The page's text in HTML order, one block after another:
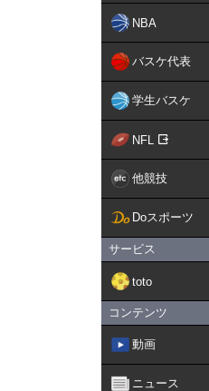
NBA
バスケ代表
学生バスケ
NFL
他競技
Doスポーツ
サービス
toto
コンテンツ
動画
ニュース